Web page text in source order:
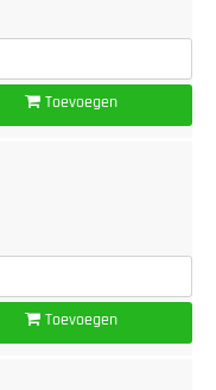
Toevoegen
Toevoegen